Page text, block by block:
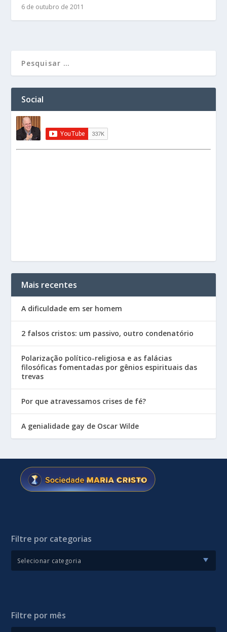
6 de outubro de 2011
Social
Mais recentes
A dificuldade em ser homem
2 falsos cristos: um passivo, outro condenatório
Polarização político-religiosa e as falácias
filosóficas fomentadas por gênios espirituais das
trevas
Por que atravessamos crises de fé?
A genialidade gay de Oscar Wilde
Filtre por categorias
Filtre por mês